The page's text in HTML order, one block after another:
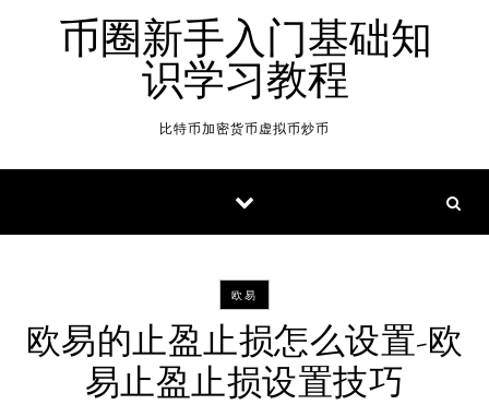
币圈新手入门基础知
识学习教程
比特币加密货币虚拟币炒币
欧易
欧易的止盈止损怎么设置-欧
易止盈止损设置技巧